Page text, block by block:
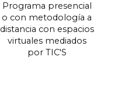
Programa presencial
o con metodología a
distancia con espacios
virtuales mediados
por TIC'S